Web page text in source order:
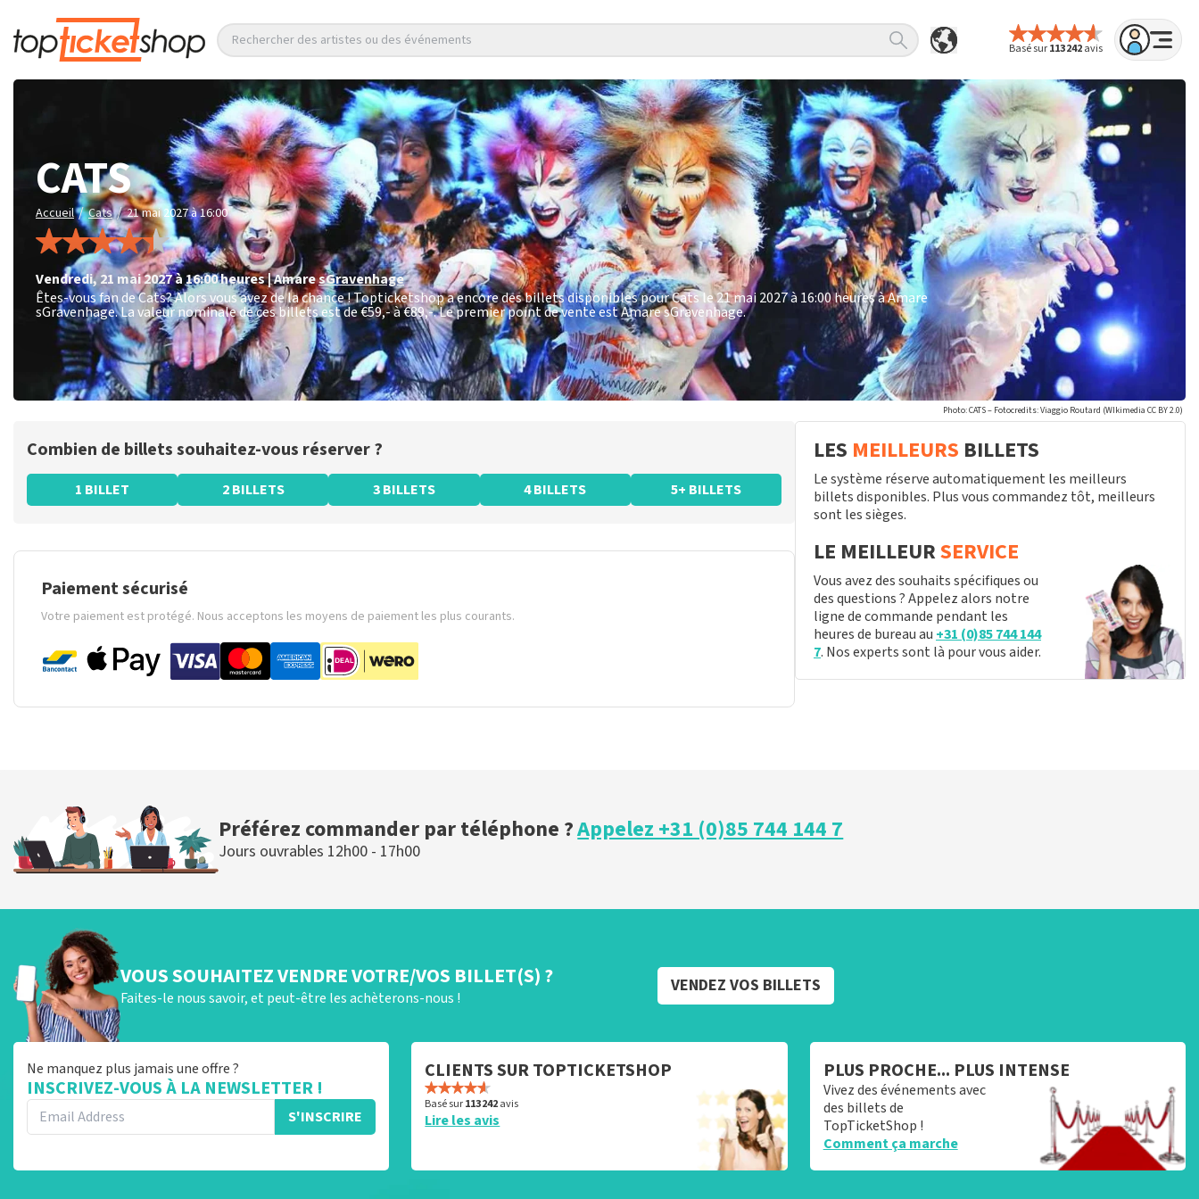
Basé sur113 242avis
Rechercher des artistes ou des événements
CATS
Accueil / Cats / 21 mai 2027 à 16:00
vendredi,21 mai 2027 à 16:00heures|AmaresGravenhage
Êtes-vous fan de Cats? Alors vous avez de la chance ! Topticketshop a encore des billets disponibles pour Cats le 21 mai 2027 à 16:00 heures à Amare
sGravenhage. La valeur nominale de ces billets est de€59,- à €89,-. Le premier point de vente est Amare sGravenhage.
Photo: CATS – Fotocredits: Viaggio Routard (WIkimedia CC BY 2.0)
Combien de billets souhaitez-vous réserver ?
1 BILLET 2 BILLETS 3 BILLETS 4 BILLETS 5+ BILLETS
Paiement sécurisé
Votre paiement est protégé. Nous acceptons les moyens de paiement les plus courants.
LES MEILLEURS BILLETS
Le système réserve automatiquement les meilleurs
billets disponibles. Plus vous commandez tôt, meilleurs
sont les sièges.
LE MEILLEURSERVICE
Vous avez des souhaits spécifiques ou
des questions ? Appelez alors notre
ligne de commande pendant les
heures de bureau au +31 (0)85 744 144
7. Nos experts sont là pour vous aider.
Préférez commander par téléphone ?Appelez +31 (0)85 744 144 7
Jours ouvrables 12h00 - 17h00
VOUS SOUHAITEZ VENDRE VOTRE/VOS BILLET(S) ?
Faites-le nous savoir, et peut-être les achèterons-nous !
VENDEZ VOS BILLETS
Ne manquez plus jamais une offre ?
INSCRIVEZ-VOUS À LA NEWSLETTER !
S'INSCRIRE
CLIENTS SUR TOPTICKETSHOP
Basé sur113 242avis
Lire les avis
PLUS PROCHE... PLUS INTENSE
Vivez des événements avec
des billets de
TopTicketShop !
Comment ça marche